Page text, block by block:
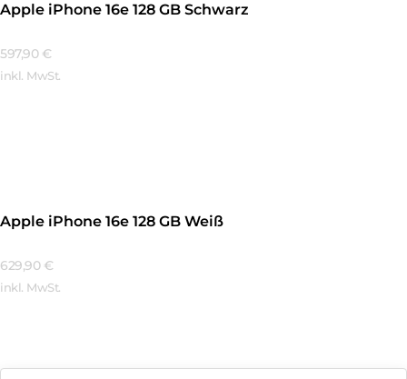
Apple iPhone 16e 128 GB Schwarz
597,90 €
inkl. MwSt.
Apple iPhone 16e 128 GB Weiß
629,90 €
inkl. MwSt.